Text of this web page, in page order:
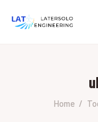
Home
SOBRE A